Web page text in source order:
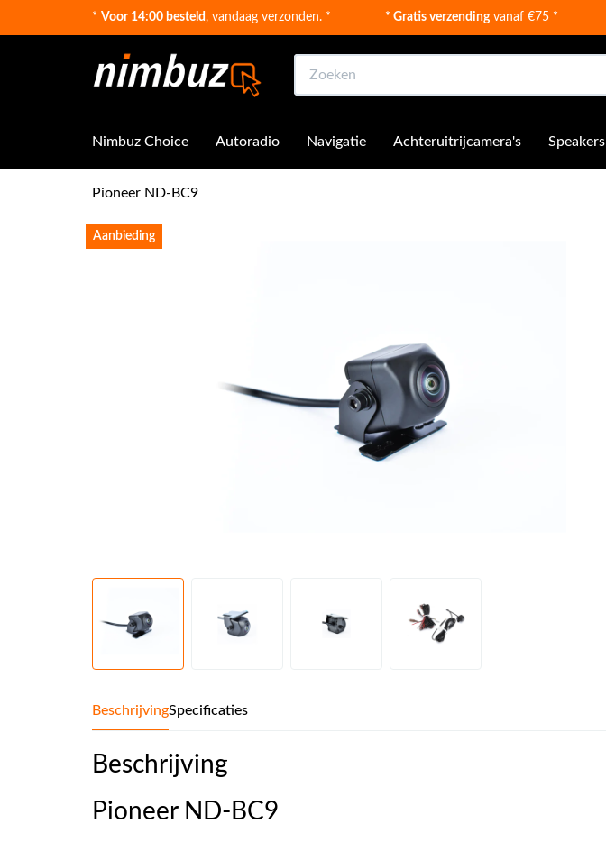
* Voor 14:00 besteld, vandaag verzonden. * * Gratis verzendingvanaf €75 *
Nimbuz Choice Autoradio Navigatie Achteruitrijcamera's Speakers
Pioneer ND-BC9
Aanbieding
BeschrijvingSpecificaties
Beschrijving
Pioneer ND-BC9